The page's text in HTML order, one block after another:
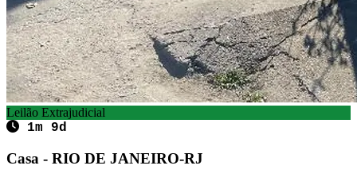
Leilão Extrajudicial
1m 9d
Casa - RIO DE JANEIRO-RJ